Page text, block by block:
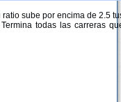
ratio sube por encima de 2.5
todas las carreras